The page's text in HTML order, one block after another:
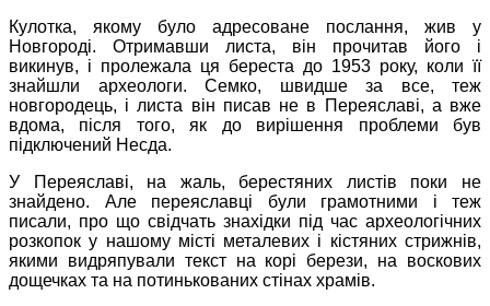
Кулотка, якому було адресоване послання, жив у
Новгороді. Отримавши листа, він прочитав його і
викинув, і пролежала ця береста до 1953 року, коли її
знайшли археологи. Семко, швидше за все, теж
новгородець, і листа він писав не в Переяславі, а вже
вдома, після того, як до вирішення проблеми був
підключений Несда.
У Переяславі, на жаль, берестяних листів поки не
знайдено. Але переяславці були грамотними і теж
писали, про що свідчать знахідки під час археологічних
розкопок у нашому місті металевих і кістяних стрижнів,
якими видряпували текст на корі берези, на воскових
дощечках та на потинькованих стінах храмів.